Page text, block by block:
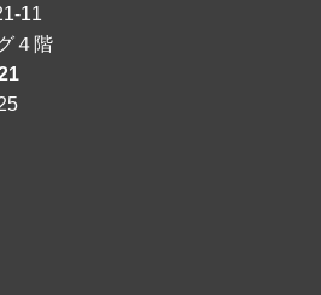
11
４階